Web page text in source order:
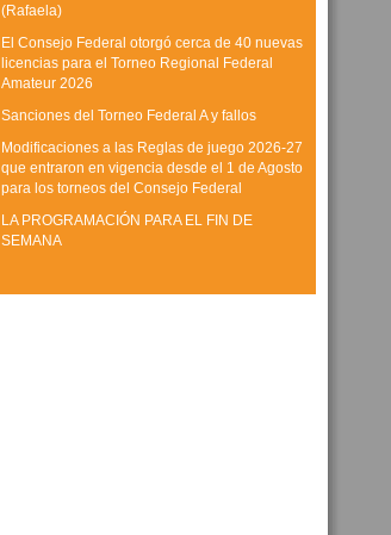
(Rafaela)
El Consejo Federal otorgó cerca de 40 nuevas
licencias para el Torneo Regional Federal
Amateur 2026
Sanciones del Torneo Federal A y fallos
Modificaciones a las Reglas de juego 2026-27
que entraron en vigencia desde el 1 de Agosto
para los torneos del Consejo Federal
LA PROGRAMACIÓN PARA EL FIN DE
SEMANA